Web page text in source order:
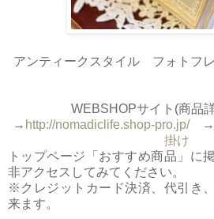
アンティークスタイル フォトフ
WEBSHOPサイト(商品
→ http://nomadiclife.shop-pro.jp/→
掛け
トップページ「おすすめ商品」に
非アクセスしてみてください。
※クレジットカード決済、代引き
来ます。